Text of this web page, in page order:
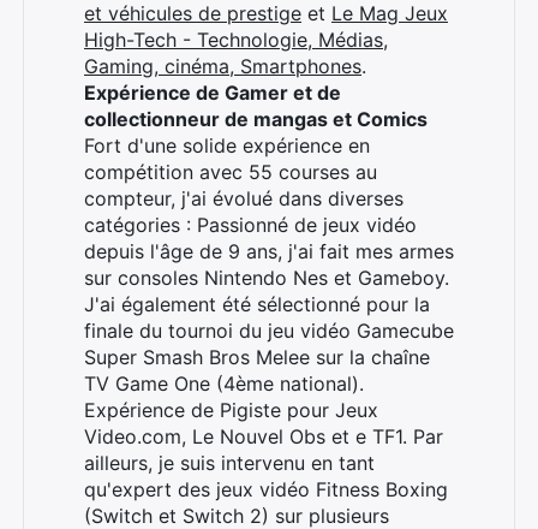
et véhicules de prestige et Le Mag Jeux
High-Tech - Technologie, Médias,
Gaming, cinéma, Smartphones.
Expérience de Gamer et de
collectionneur de mangas et Comics
Fort d'une solide expérience en
compétition avec 55 courses au
compteur, j'ai évolué dans diverses
catégories : Passionné de jeux vidéo
depuis l'âge de 9 ans, j'ai fait mes armes
sur consoles Nintendo Nes et Gameboy.
J'ai également été sélectionné pour la
finale du tournoi du jeu vidéo Gamecube
Super Smash Bros Melee sur la chaîne
TV Game One (4ème national).
Expérience de Pigiste pour Jeux
Video.com, Le Nouvel Obs et e TF1. Par
ailleurs, je suis intervenu en tant
qu'expert des jeux vidéo Fitness Boxing
(Switch et Switch 2) sur plusieurs
Rechercher
: